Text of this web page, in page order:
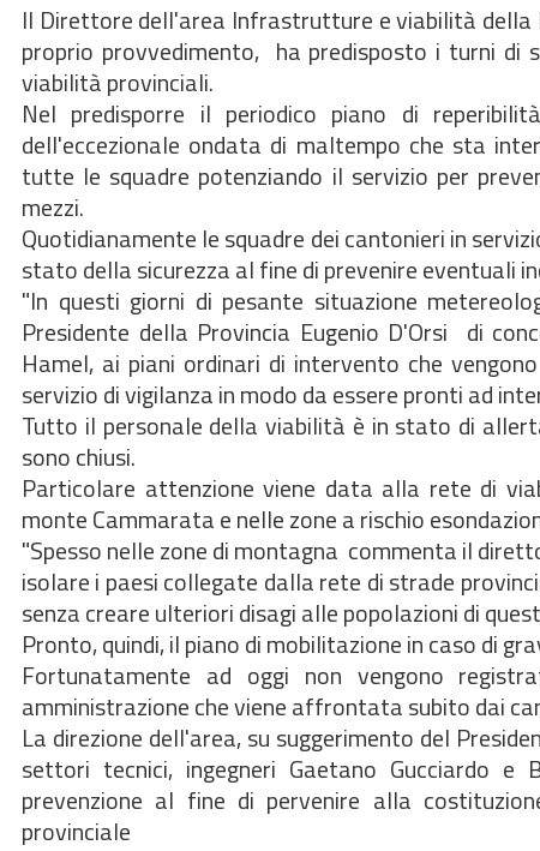
Il Direttore dell'area Infrastrutture e viabilità della
proprio provvedimento, ha predisposto i turni di
viabilità provinciali.
Nel predisporre il periodico piano di
dell'eccezionale ondata di maltempo che sta
tutte le squadre potenziando il servizio per
mezzi.
Quotidianamente le squadre dei cantonieri in
stato della sicurezza al fine di prevenire eventuali
"In questi giorni di pesante situazione
Presidente della Provincia Eugenio D'Orsi  di
Hamel, ai piani ordinari di intervento che
servizio di vigilanza in modo da essere pronti ad
Tutto il personale della viabilità è in stato di
sono chiusi.
Particolare attenzione viene data alla rete di
monte Cammarata e nelle zone a rischio
"Spesso nelle zone di montagna  commenta il
isolare i paesi collegate dalla rete di strade
senza creare ulteriori disagi alle popolazioni di
Pronto, quindi, il piano di mobilitazione in caso di
Fortunatamente ad oggi non vengono
amministrazione che viene affrontata subito dai
La direzione dell'area, su suggerimento del
settori tecnici, ingegneri Gaetano Gucciardo
prevenzione al fine di pervenire alla
provinciale